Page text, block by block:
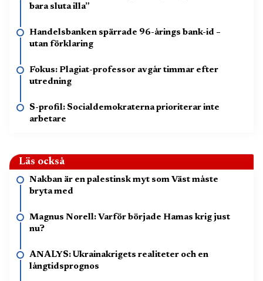
bara sluta illa”
Handelsbanken spärrade 96-årings bank-id –
utan förklaring
Fokus: Plagiat-professor avgår timmar efter
utredning
S-profil: Socialdemokraterna prioriterar inte
arbetare
Läs också
Nakban är en palestinsk myt som Väst måste
bryta med
Magnus Norell: Varför började Hamas krig just
nu?
ANALYS: Ukrainakrigets realiteter och en
långtidsprognos